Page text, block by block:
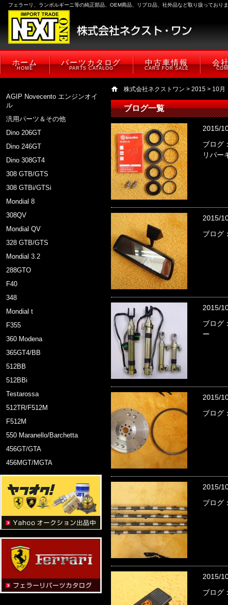
フェラーリ、ランボルギーニ等の純正部品、OEM商品、リプロ品、社外品など取り扱っており
ホーム
HOME
パーツカタログ
PARTS CATALOG
中古車情報
CARS FOR SALE
会
AGIP Novecento エンジンオイ
ル
汎用パーツ＆その他
Dino 206GT
Dino 246GT
Dino 308GT4
308 GTB/GTS
308 GTBi/GTSi
Mondial 8
308QV
Mondial QV
328 GTB/GTS
Mondial 3.2
288GTO
F40
348
Mondial t
F355
360 Modena
365GT4/BB
512BB
512BBi
Testarossa
512TR/F512M
F512M
550 Maranello/Barchetta
456GT/GTA
456MGT/MGTA
株式会社ネクストワン > 2015 > 10月
ブログ一覧
2015/
ブログ
リパー
2015/
ブログ
2015/
ブログ
ー
2015/
ブログ
2015/
ブログ
2015/
ブログ